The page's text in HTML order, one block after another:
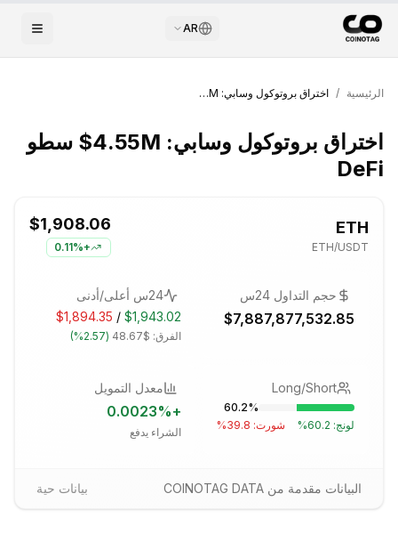
AR
الرئيسية / اختراق بروتوكول وسابي: 4.55M$ سطو DeFi
اختراق بروتوكول وسابي: 4.55M$ سطو
DeFi
ETH
ETH/USDT
$1,908.06
+
0.11%
حجم التداول 24س
$7,887,877,532.85
24س أعلى/أدنى
$1,943.02
/
$1,894.35
الفرق: $48.67
(
2.57%
)
Long/Short
60.2%
لونج: 60.2
% شورت: 39.8
%
معدل التمويل
+
0.0023%
الشراء يدفع
البيانات مقدمة من COINOTAG DATA بيانات حية